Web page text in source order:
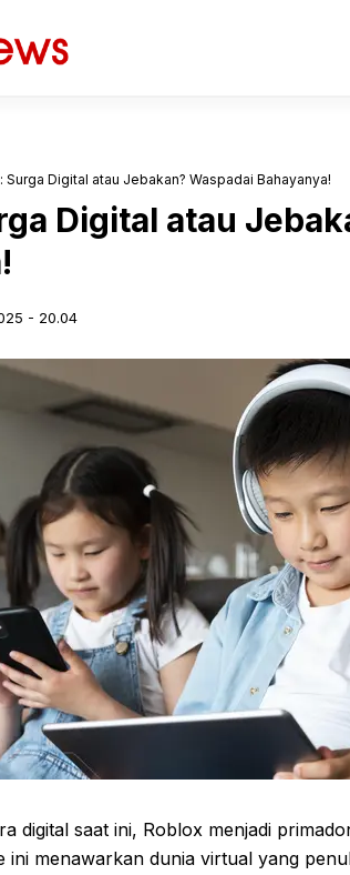
Surga Digital atau Jebakan? Waspadai Bahayanya!
Digital atau
- 20.04
digital saat ini, Roblox menjadi
ini menawarkan dunia virtual yang